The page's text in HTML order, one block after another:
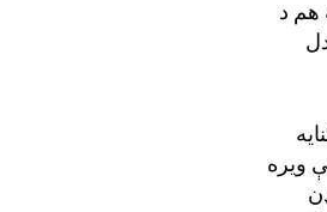
هم د
ویره